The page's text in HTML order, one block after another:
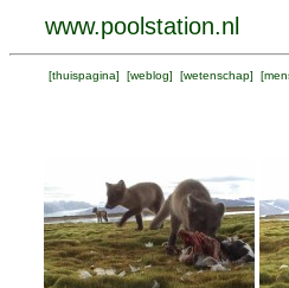
www.poolstation.nl
[thuispagina] [weblog] [wetenschap] [